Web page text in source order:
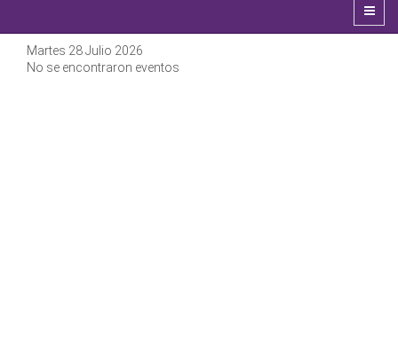
Martes 28 Julio 2026
No se encontraron eventos